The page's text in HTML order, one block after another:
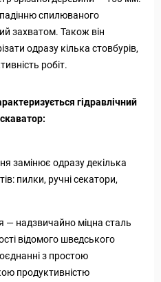
спилюваного
захватом. Також він
одразу кілька стовбурів,
робіт.
гідравлічний
замінює одразу декілька
пилки, ручні секатори,
— надзвичайно міцна сталь
відомого шведського
з простою
продуктивністю